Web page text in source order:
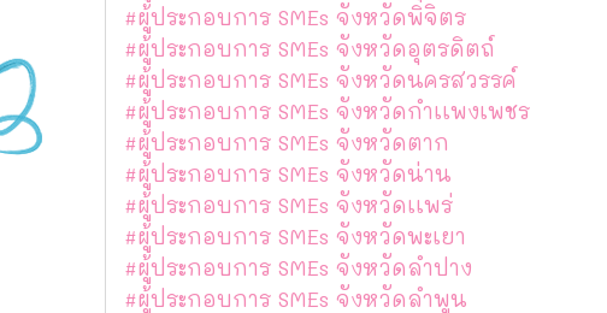
#ผู้ประกอบการ SMEs จังหวัดพิจิตร
#ผู้ประกอบการ SMEs จังหวัดอุตรดิตถ์
#ผู้ประกอบการ SMEs จังหวัดนครสวรรค์
#ผู้ประกอบการ SMEs จังหวัดกำเเพงเพชร
#ผู้ประกอบการ SMEs จังหวัดตาก
#ผู้ประกอบการ SMEs จังหวัดน่าน
#ผู้ประกอบการ SMEs จังหวัดเเพร่
#ผู้ประกอบการ SMEs จังหวัดพะเยา
#ผู้ประกอบการ SMEs จังหวัดลำปาง
#ผู้ประกอบการ SMEs จังหวัดลำพูน